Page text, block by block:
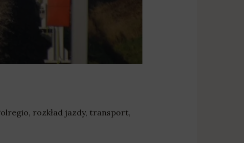
, rozkład jazdy, transport,